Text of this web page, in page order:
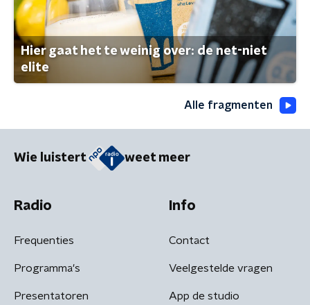
Hier gaat het te weinig over: de net-niet
elite
Alle fragmenten
Wie luistert weet meer
Radio
Frequenties
Programma's
Presentatoren
Info
Contact
Veelgestelde vragen
App de studio